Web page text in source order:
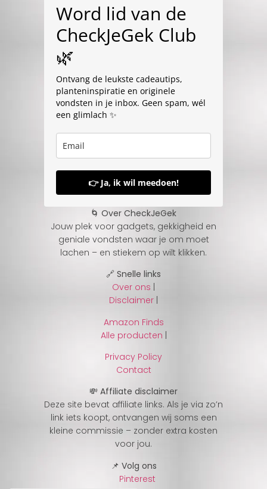
Word lid van de
CheckJeGek Club
🌿
Ontvang de leukste cadeautips,
planteninspiratie en originele
vondsten in je inbox. Geen spam, wél
een glimlach ✨
👉 Ja, ik wil meedoen!
🌀 Over CheckJeGek
Jouw plek voor gadgets, gekkigheid en
geniale vondsten waar je om moet
lachen – en stiekem op wilt klikken.
🔗 Snelle links
Over ons
Disclaimer
Amazon Finds
Alle producten |
Privacy Policy
Contact
💸 Affiliate disclaimer
Deze site bevat affiliate links. Als je via zo’n
link iets koopt, ontvangen wij soms een
kleine commissie – zonder extra kosten
voor jou.
📌 Volg ons
Pinterest